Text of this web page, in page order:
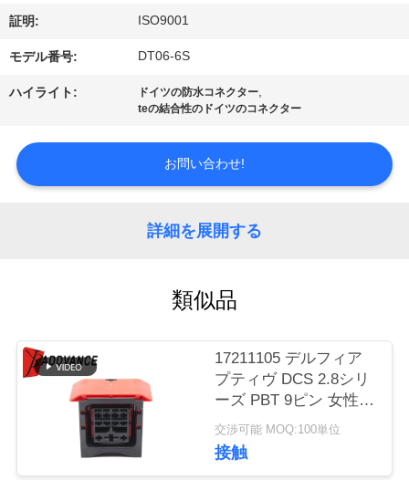
い
て
場
旅
証明: ISO9001
モデル番号: DT06-6S
ハイライト: ドイツの防水コネクター,
teの結合性のドイツのコネクター
お問い合わせ!
詳細を展開する
類似品
17211105 デルフィア
プティヴ DCS 2.8シリ
ーズ PBT 9ピン 女性ラ
イトニング FCIコネク
タ
交渉可能 MOQ:100単位
接触